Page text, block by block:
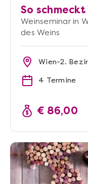
So schmeckt
Weinseminar in
des Weins
Wien-2.
4 Termine
€ 86,00